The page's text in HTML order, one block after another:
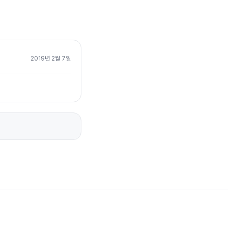
2019년 2월 7일